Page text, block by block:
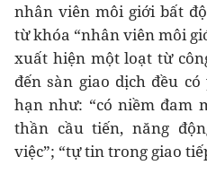
nhân viên môi giới bất
từ khóa “nhân viên môi
xuất hiện một loạt từ
đến sàn giao dịch đều
hạn như: “có niềm đam
thần cầu tiến, năng
việc”; “tự tin trong giao